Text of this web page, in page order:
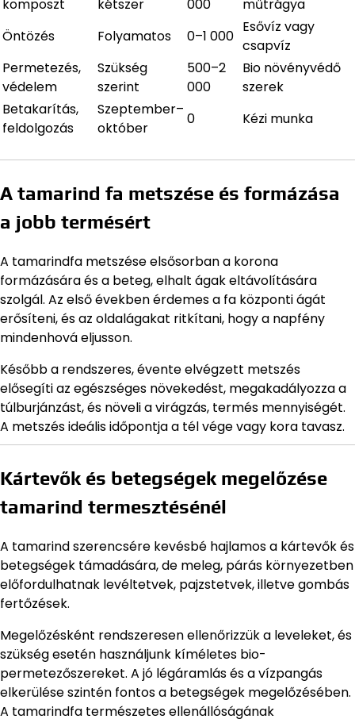
komposzt kétszer 000
műtrágya
Öntözés
Folyamatos 0–1 000
Esővíz vagy
csapvíz
Permetezés,
védelem
Szükség
szerint
500–2
000
Bio növényvédő
szerek
Betakarítás,
feldolgozás
Szeptember–
október
0 Kézi munka
A tamarind fa metszése és formázása
a jobb termésért
A tamarindfa metszése elsősorban a korona
formázására és a beteg, elhalt ágak eltávolítására
szolgál. Az első években érdemes a fa központi ágát
erősíteni, és az oldalágakat ritkítani, hogy a napfény
mindenhová eljusson.
Később a rendszeres, évente elvégzett metszés
elősegíti az egészséges növekedést, megakadályozza a
túlburjánzást, és növeli a virágzás, termés mennyiségét.
A metszés ideális időpontja a tél vége vagy kora tavasz.
Kártevők és betegségek megelőzése
tamarind termesztésénél
A tamarind szerencsére kevésbé hajlamos a kártevők és
betegségek támadására, de meleg, párás környezetben
előfordulhatnak levéltetvek, pajzstetvek, illetve gombás
fertőzések.
Megelőzésként rendszeresen ellenőrizzük a leveleket, és
szükség esetén használjunk kíméletes bio-
permetezőszereket. A jó légáramlás és a vízpangás
elkerülése szintén fontos a betegségek megelőzésében.
A tamarindfa természetes ellenállóságának